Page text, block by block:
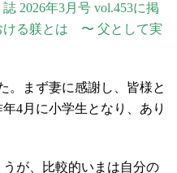
2026年3月号 vol.453に掲
ける躾とは 〜 父として実
。まず妻に感謝し、皆様と
年4月に小学生となり、あり
が、比較的いまは自分の